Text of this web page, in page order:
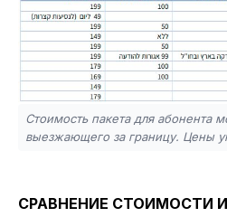
Стоимость пакета для абонента
выезжающего за границу. Цены
СРАВНЕНИЕ СТОИМОСТИ